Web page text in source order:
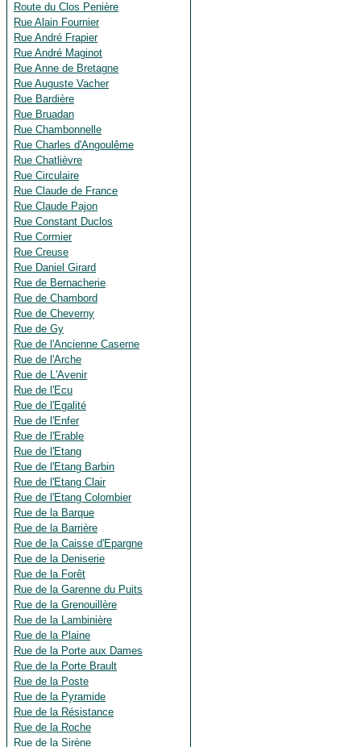
Route du Clos Penière
Rue Alain Fournier
Rue André Frapier
Rue André Maginot
Rue Anne de Bretagne
Rue Auguste Vacher
Rue Bardière
Rue Bruadan
Rue Chambonnelle
Rue Charles d'Angoulême
Rue Chatlièvre
Rue Circulaire
Rue Claude de France
Rue Claude Pajon
Rue Constant Duclos
Rue Cormier
Rue Creuse
Rue Daniel Girard
Rue de Bernacherie
Rue de Chambord
Rue de Cheverny
Rue de Gy
Rue de l'Ancienne Caserne
Rue de l'Arche
Rue de L'Avenir
Rue de l'Ecu
Rue de l'Egalité
Rue de l'Enfer
Rue de l'Erable
Rue de l'Etang
Rue de l'Etang Barbin
Rue de l'Etang Clair
Rue de l'Etang Colombier
Rue de la Barque
Rue de la Barrière
Rue de la Caisse d'Epargne
Rue de la Deniserie
Rue de la Forêt
Rue de la Garenne du Puits
Rue de la Grenouillère
Rue de la Lambinière
Rue de la Plaine
Rue de la Porte aux Dames
Rue de la Porte Brault
Rue de la Poste
Rue de la Pyramide
Rue de la Résistance
Rue de la Roche
Rue de la Sirène